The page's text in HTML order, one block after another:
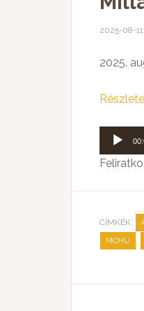
2025-08-11
2025.
Audió
lejátszó
CÍMKÉK:
MOHU ,